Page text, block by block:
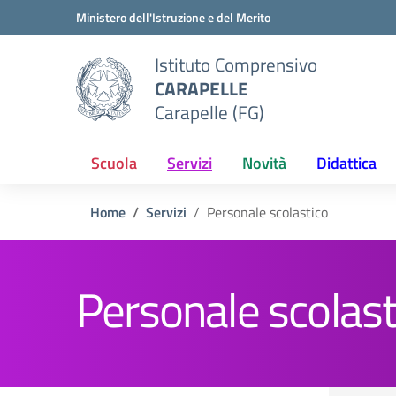
Vai ai contenuti
Vai al menu di navigazioneMinistero dell'Istruzione e del Merito
Istituto Comprensivo
CARAPELLE
Carapelle (FG)
Scuola Servizi Novità Didattica
Home Servizi Personale scolastico
Personale